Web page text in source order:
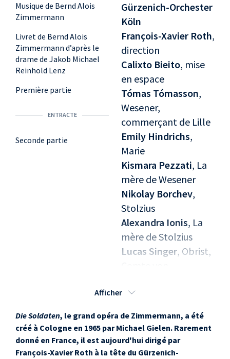
Musique de Bernd Alois
Zimmermann
Livret de Bernd Alois
Zimmermann d’après le
drame de Jakob Michael
Reinhold Lenz
Première partie
ENTRACTE
Seconde partie
Gürzenich-Orchester
Köln
François-Xavier Roth,
direction
Calixto Bieito, mise
en espace
Tómas Tómasson,
Wesener,
commerçant de Lille
Emily Hindrichs,
Marie
Kismara Pezzati, La
mère de Wesener
Nikolay Borchev,
Stolzius
Alexandra Ionis, La
mère de Stolzius
Lucas Singer, Obrist,
Martin Koch
John Heuzenroeder ,
Pirzel
Oliver Zwarg,
Afficher
Die Soldaten, le grand opéra de Zimmermann, a été
créé à Cologne en 1965 par Michael Gielen. Rarement
donné en France, il est aujourd'hui dirigé par
François-Xavier Roth à la tête du Gürzenich-